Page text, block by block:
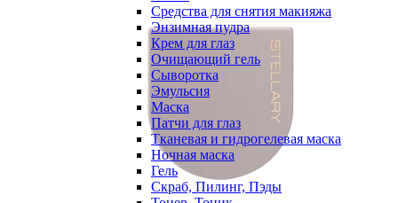
Средства для снятия макияжа
Энзимная пудра
Крем для глаз
Очищающий гель
Сыворотка
Эмульсия
Маска
Патчи для глаз
Тканевая и гидрогелевая маска
Ночная маска
Гель
Скраб, Пилинг, Пэды